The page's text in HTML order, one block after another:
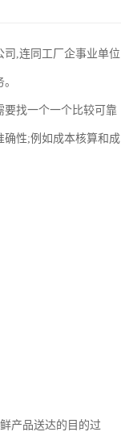
,连同工厂企事业单位
找一个一个比较可靠
确性;例如成本核算和成
产品送达的目的过